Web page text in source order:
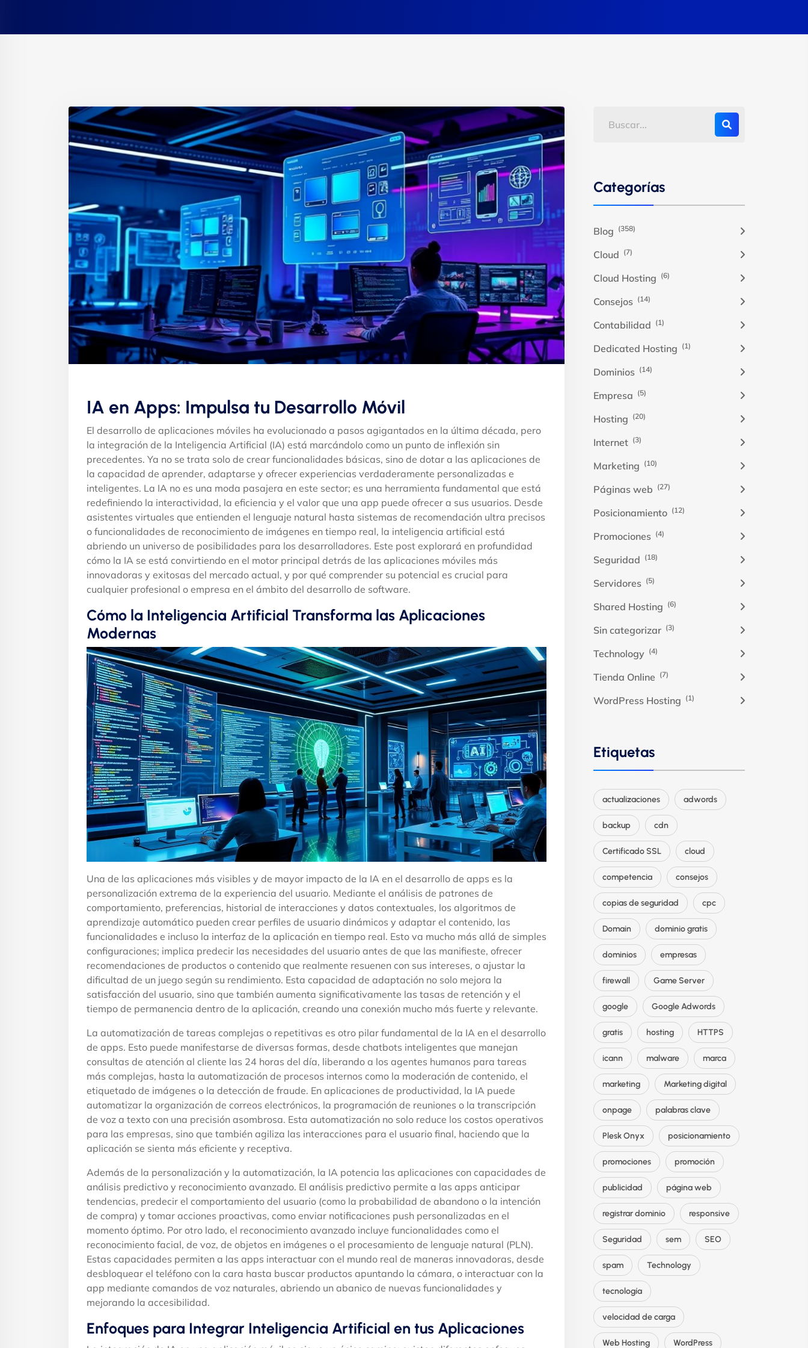
IA en Apps: Impulsa tu Desarrollo Móvil
El desarrollo de aplicaciones móviles ha evolucionado a pasos agigantados en la última década, pero
la integración de la Inteligencia Artificial (IA) está marcándolo como un punto de inflexión sin
precedentes. Ya no se trata solo de crear funcionalidades básicas, sino de dotar a las aplicaciones de
la capacidad de aprender, adaptarse y ofrecer experiencias verdaderamente personalizadas e
inteligentes. La IA no es una moda pasajera en este sector; es una herramienta fundamental que está
redefiniendo la interactividad, la eficiencia y el valor que una app puede ofrecer a sus usuarios. Desde
asistentes virtuales que entienden el lenguaje natural hasta sistemas de recomendación ultra precisos
o funcionalidades de reconocimiento de imágenes en tiempo real, la inteligencia artificial está
abriendo un universo de posibilidades para los desarrolladores. Este post explorará en profundidad
cómo la IA se está convirtiendo en el motor principal detrás de las aplicaciones móviles más
innovadoras y exitosas del mercado actual, y por qué comprender su potencial es crucial para
cualquier profesional o empresa en el ámbito del desarrollo de software.
Cómo la Inteligencia Artificial Transforma las Aplicaciones
Modernas
Una de las aplicaciones más visibles y de mayor impacto de la IA en el desarrollo de apps es la
personalización extrema de la experiencia del usuario. Mediante el análisis de patrones de
comportamiento, preferencias, historial de interacciones y datos contextuales, los algoritmos de
aprendizaje automático pueden crear perfiles de usuario dinámicos y adaptar el contenido, las
funcionalidades e incluso la interfaz de la aplicación en tiempo real. Esto va mucho más allá de simples
configuraciones; implica predecir las necesidades del usuario antes de que las manifieste, ofrecer
recomendaciones de productos o contenido que realmente resuenen con sus intereses, o ajustar la
dificultad de un juego según su rendimiento. Esta capacidad de adaptación no solo mejora la
satisfacción del usuario, sino que también aumenta significativamente las tasas de retención y el
tiempo de permanencia dentro de la aplicación, creando una conexión mucho más fuerte y relevante.
La automatización de tareas complejas o repetitivas es otro pilar fundamental de la IA en el desarrollo
de apps. Esto puede manifestarse de diversas formas, desde chatbots inteligentes que manejan
consultas de atención al cliente las 24 horas del día, liberando a los agentes humanos para tareas
más complejas, hasta la automatización de procesos internos como la moderación de contenido, el
etiquetado de imágenes o la detección de fraude. En aplicaciones de productividad, la IA puede
automatizar la organización de correos electrónicos, la programación de reuniones o la transcripción
de voz a texto con una precisión asombrosa. Esta automatización no solo reduce los costos operativos
para las empresas, sino que también agiliza las interacciones para el usuario final, haciendo que la
aplicación se sienta más eficiente y receptiva.
Además de la personalización y la automatización, la IA potencia las aplicaciones con capacidades de
análisis predictivo y reconocimiento avanzado. El análisis predictivo permite a las apps anticipar
tendencias, predecir el comportamiento del usuario (como la probabilidad de abandono o la intención
de compra) y tomar acciones proactivas, como enviar notificaciones push personalizadas en el
momento óptimo. Por otro lado, el reconocimiento avanzado incluye funcionalidades como el
reconocimiento facial, de voz, de objetos en imágenes o el procesamiento de lenguaje natural (PLN).
Estas capacidades permiten a las apps interactuar con el mundo real de maneras innovadoras, desde
desbloquear el teléfono con la cara hasta buscar productos apuntando la cámara, o interactuar con la
app mediante comandos de voz naturales, abriendo un abanico de nuevas funcionalidades y
mejorando la accesibilidad.
Enfoques para Integrar Inteligencia Artificial en tus Aplicaciones
Categorías
Blog (358)
Cloud (7)
Cloud Hosting (6)
Consejos (14)
Contabilidad (1)
Dedicated Hosting (1)
Dominios (14)
Empresa (5)
Hosting (20)
Internet (3)
Marketing (10)
Páginas web (27)
Posicionamiento (12)
Promociones (4)
Seguridad (18)
Servidores (5)
Shared Hosting (6)
Sin categorizar (3)
Technology (4)
Tienda Online (7)
WordPress Hosting (1)
Etiquetas
actualizaciones adwords
backup cdn
Certificado SSL cloud
competencia consejos
copias de seguridad cpc
Domain dominio gratis
dominios empresas
firewall Game Server
google Google Adwords
gratis hosting HTTPS
icann malware marca
marketing Marketing digital
onpage palabras clave
Plesk Onyx posicionamiento
promociones promoción
publicidad página web
registrar dominio responsive
Seguridad sem SEO
spam Technology
tecnología
velocidad de carga
Web Hosting WordPress